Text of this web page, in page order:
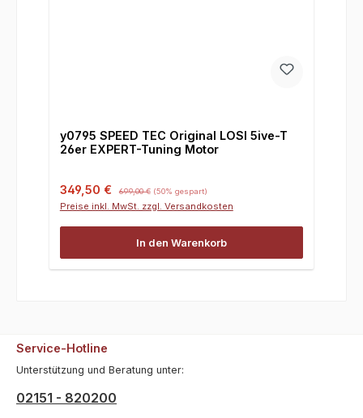
y0795 SPEED TEC Original LOSI 5ive-T
26er EXPERT-Tuning Motor
Verkaufspreis:
349,50 € 699,00 € (50% gespart)
Preise inkl. MwSt. zzgl. Versandkosten
In den Warenkorb
Service-Hotline
Unterstützung und Beratung unter:
02151 - 820200